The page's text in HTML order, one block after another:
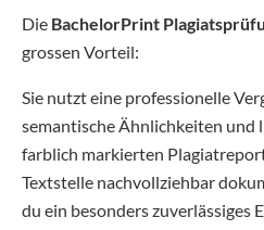
Die BachelorPrint
grossen Vorteil:
Sie nutzt eine professionelle
semantische Ähnlichkeiten und
farblich markierten
Textstelle nachvollziehbar
du ein besonders zuverlässiges